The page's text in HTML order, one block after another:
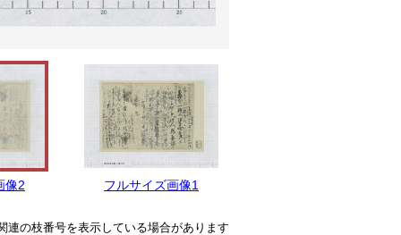
像2 フルサイズ画像1
連の枝番号を表示している場合があります